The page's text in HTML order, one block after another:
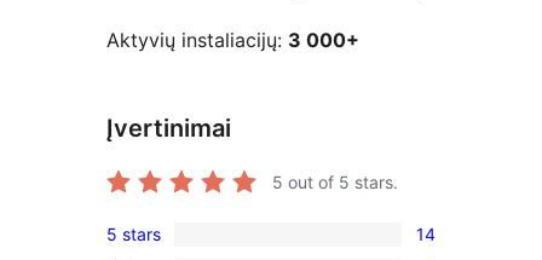
Aktyvių instaliacijų: 3 000+
Įvertinimai
5 out of 5 stars.
14
5 stars 14